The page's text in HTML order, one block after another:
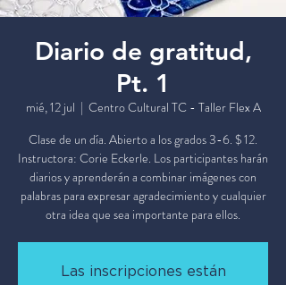
Diario de gratitud,
Pt. 1
mié, 12 jul
  |
Centro Cultural TC - Taller Flex A
Clase de un día. Abierto a los grados 3-6. $ 12.
Instructora: Corie Eckerle. Los participantes harán
diarios y aprenderán a combinar imágenes con
palabras para expresar agradecimiento y cualquier
otra idea que sea importante para ellos.
Las inscripciones están